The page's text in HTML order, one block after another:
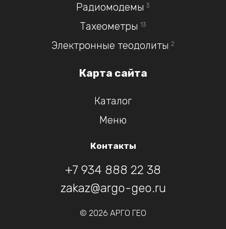
Радиомодемы 3
Тахеометры 13
Электронные теодолиты 2
Карта сайта
Каталог
Меню
Контакты
+7 934 888 22 38
zakaz@argo-geo.ru
© 2026 АРГО ГЕО